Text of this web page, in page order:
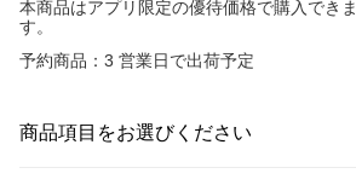
本商品はアプリ限定の優待価格で購入できま
す。
予約商品：3 営業日で出荷予定
商品項目をお選びください